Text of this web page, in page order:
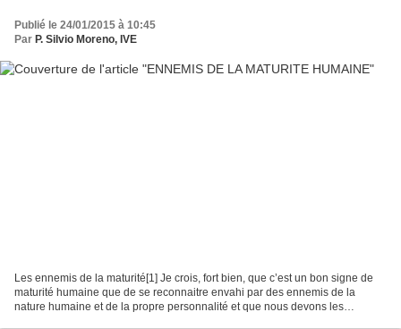
Publié le 24/01/2015 à 10:45
Par P. Silvio Moreno, IVE
Les ennemis de la maturité[1] Je crois, fort bien, que c’est un bon signe de
maturité humaine que de se reconnaitre envahi par des ennemis de la
nature humaine et de la propre personnalité et que nous devons les